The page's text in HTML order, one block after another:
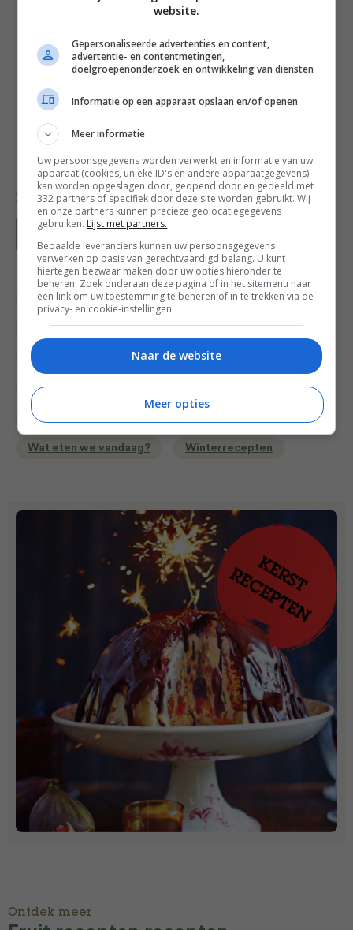
Deel dit recept
Bewaar recept
Fruit recepten Gangen Gelegenheid
Hollandse recepten Kaas Kerstrecepten
Keukens Nagerecht
Oud en nieuw recepten Recept van de dag
Recepten
Wat eten we vandaag? Winterrecepten
Ontdek meer
website.
Gepersonaliseerde advertenties en content,
advertentie- en contentmetingen,
doelgroepenonderzoek en ontwikkeling van diensten
Informatie op een apparaat opslaan en/of openen
Meer informatie
Uw persoonsgegevens worden verwerkt en informatie van uw
apparaat (cookies, unieke ID's en andere apparaatgegevens)
kan worden opgeslagen door, geopend door en gedeeld met
332 partners of specifiek door deze site worden gebruikt. Wij
en onze partners kunnen precieze geolocatiegegevens
gebruiken. Lijst met partners.
Bepaalde leveranciers kunnen uw persoonsgegevens
verwerken op basis van gerechtvaardigd belang. U kunt
hiertegen bezwaar maken door uw opties hieronder te
beheren. Zoek onderaan deze pagina of in het sitemenu naar
een link om uw toestemming te beheren of in te trekken via de
privacy- en cookie-instellingen.
Naar de website
Meer opties